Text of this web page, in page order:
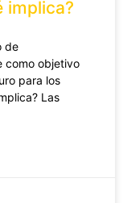
implica?
de
como objetivo
para los
Las